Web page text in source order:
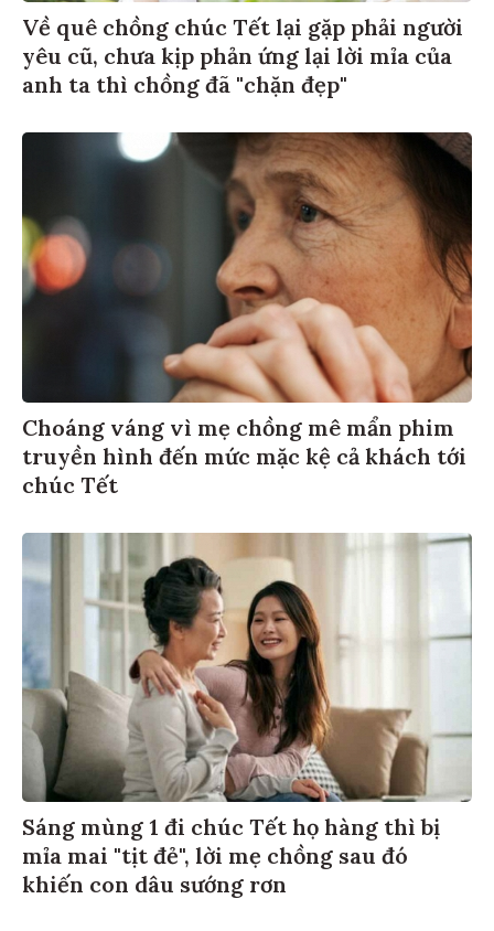
Về quê chồng chúc Tết lại gặp phải người
yêu cũ, chưa kịp phản ứng lại lời mỉa của
anh ta thì chồng đã "chặn đẹp"
Choáng váng vì mẹ chồng mê mẩn phim
truyền hình đến mức mặc kệ cả khách tới
chúc Tết
Sáng mùng 1 đi chúc Tết họ hàng thì bị
mỉa mai "tịt đẻ", lời mẹ chồng sau đó
khiến con dâu sướng rơn